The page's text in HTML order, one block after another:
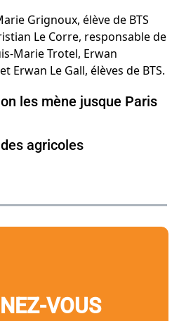
les mène jusque Paris
agricoles
VOUS